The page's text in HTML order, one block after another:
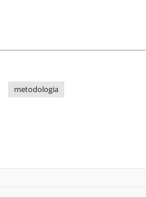
metodologia